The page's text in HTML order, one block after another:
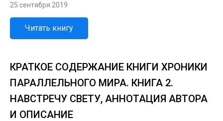
25 сентября 2019
Читать книгу
КРАТКОЕ СОДЕРЖАНИЕ КНИГИ ХРОНИКИ
ПАРАЛЛЕЛЬНОГО МИРА. КНИГА 2.
НАВСТРЕЧУ СВЕТУ, АННОТАЦИЯ АВТОРА
И ОПИСАНИЕ